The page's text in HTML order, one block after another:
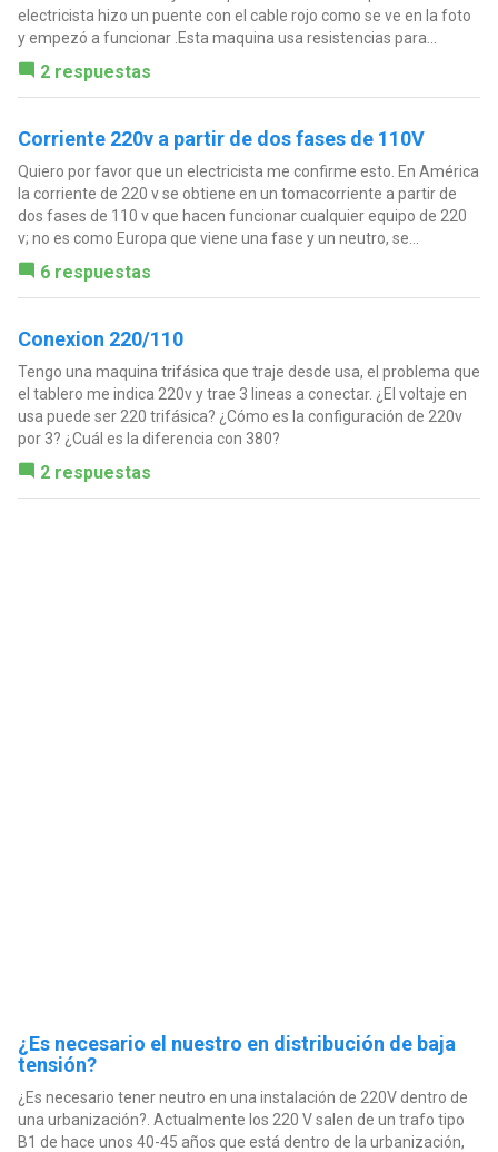
electricista hizo un puente con el cable rojo como se ve en la foto
y empezó a funcionar .Esta maquina usa resistencias para...
2 respuestas
Corriente 220v a partir de dos fases de 110V
Quiero por favor que un electricista me confirme esto. En América
la corriente de 220 v se obtiene en un tomacorriente a partir de
dos fases de 110 v que hacen funcionar cualquier equipo de 220
v; no es como Europa que viene una fase y un neutro, se...
6 respuestas
Conexion 220/110
Tengo una maquina trifásica que traje desde usa, el problema que
el tablero me indica 220v y trae 3 lineas a conectar. ¿El voltaje en
usa puede ser 220 trifásica? ¿Cómo es la configuración de 220v
por 3? ¿Cuál es la diferencia con 380?
2 respuestas
¿Es necesario el nuestro en distribución de baja
tensión?
¿Es necesario tener neutro en una instalación de 220V dentro de
una urbanización?. Actualmente los 220 V salen de un trafo tipo
B1 de hace unos 40-45 años que está dentro de la urbanización,